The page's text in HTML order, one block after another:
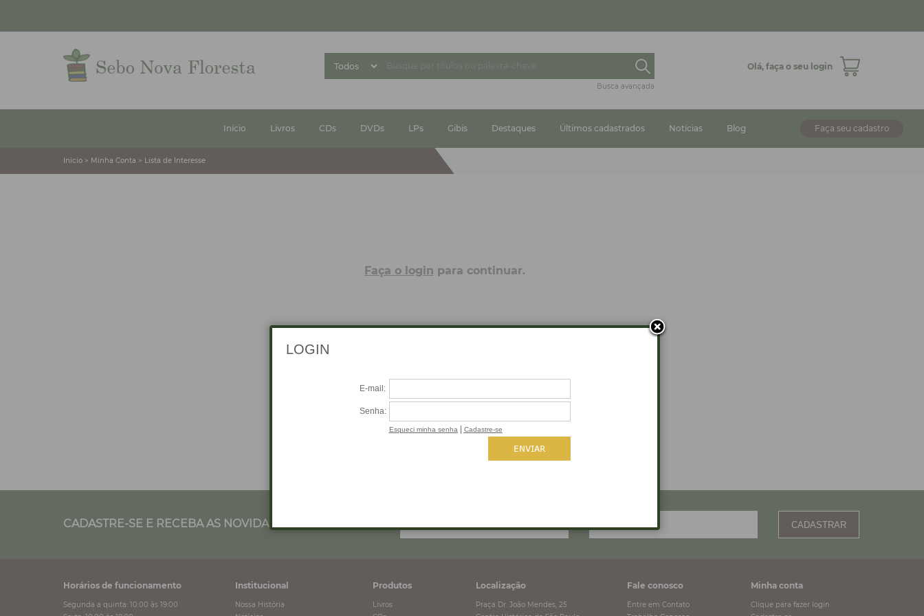
Busca avançada
Olá, faça o seu login
Faça seu cadastro
Início Livros CDs DVDs LPs Gibis Destaques Últimos cadastrados Notícias Blog
Inicio > Minha Conta > Lista de Interesse
Faça o login para continuar.
CADASTRE-SE E RECEBA AS NOVIDADES NO SEU E-MAIL CADASTRAR
Horários de funcionamento
Segunda a quinta: 10:00 às 19:00
Institucional
Nossa História
Produtos
Livros
Localização
Praça Dr. João Mendes, 25
Fale conosco
Entre em Contato
Minha conta
Clique para fazer login